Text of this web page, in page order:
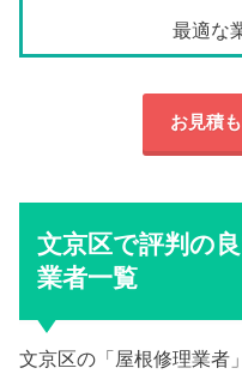
最適な
お見積
文京区で評判の
業者一覧
文京区の「屋根修理業者